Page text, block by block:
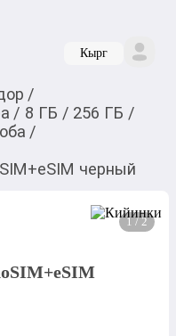
Кырг
/
/ 8 ГБ / 256 ГБ /
/
черный
1 / 2